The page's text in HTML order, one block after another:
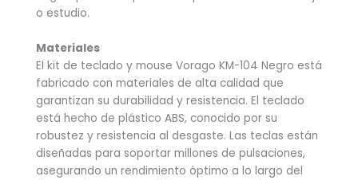
o estudio.
Materiales
El kit de teclado y mouse Vorago KM-104 Negro está
fabricado con materiales de alta calidad que
garantizan su durabilidad y resistencia. El teclado
está hecho de plástico ABS, conocido por su
robustez y resistencia al desgaste. Las teclas están
diseñadas para soportar millones de pulsaciones,
asegurando un rendimiento óptimo a lo largo del